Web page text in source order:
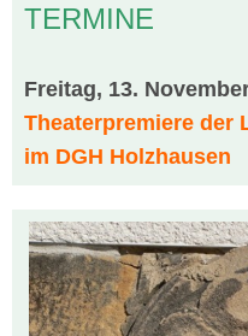
TERMINE
Freitag, 13.
Theaterpremiere der
im DGH Holzhausen